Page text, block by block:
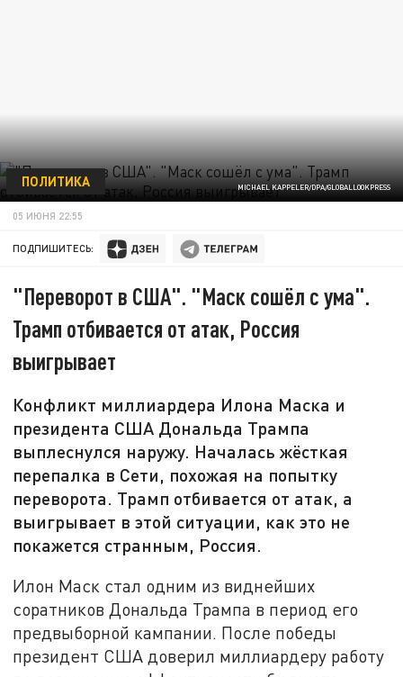
MICHAEL KAPPELER/DPA/GLOBALLOOKPRESS
ПОЛИТИКА
05 ИЮНЯ 22:55
ПОДПИШИТЕСЬ:
"Переворот в США". "Маск сошёл с ума".
Трамп отбивается от атак, Россия
выигрывает
Конфликт миллиардера Илона Маска и
президента США Дональда Трампа
выплеснулся наружу. Началась жёсткая
перепалка в Сети, похожая на попытку
переворота. Трамп отбивается от атак, а
выигрывает в этой ситуации, как это не
покажется странным, Россия.
Илон Маск стал одним из виднейших
соратников Дональда Трампа в период его
предвыборной кампании. После победы
президент США доверил миллиардеру работу